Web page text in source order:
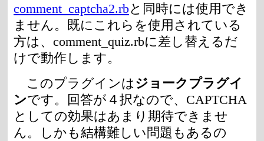
comment_captcha2.rbと同時には使用でき
ません。既にこれらを使用されている
方は、comment_quiz.rbに差し替えるだ
けで動作します。
このプラグインは ジョークプラグイ
ンです。回答が４択なので、CAPTCHA
としての効果はあまり期待できませ
ん。しかも結構難しい問題もあるの